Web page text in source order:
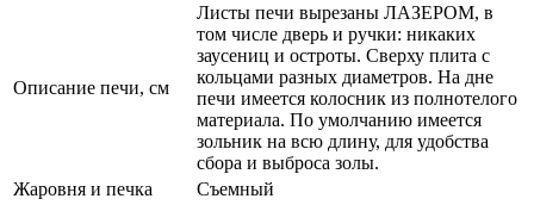
Описание печи, см
Листы печи вырезаны ЛАЗЕРОМ, в
том числе дверь и ручки: никаких
заусениц и остроты. Сверху плита с
кольцами разных диаметров. На дне
печи имеется колосник из полнотелого
материала. По умолчанию имеется
зольник на всю длину, для удобства
сбора и выброса золы.
Жаровня и печка
Съемный